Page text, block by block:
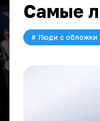
Самые
# Люди с обложки